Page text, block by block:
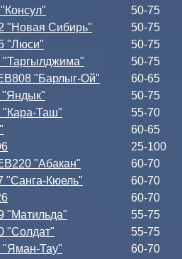
50-75
"Новая Сибирь"
50-75
"Люси"
50-75
50-75
"Барлыг-Ой"
60-65
"Яндык"
50-75
"Кара-Таш"
55-70
60-65
25-100
"Абакан"
60-70
"Санга-Кюель"
60-70
60-70
"Матильда"
55-75
"Солдат"
55-75
"Яман-Тау"
60-70